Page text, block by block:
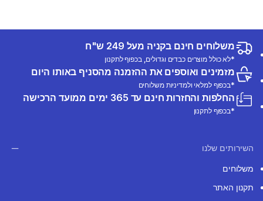
משלוחים חינם בקניה מעל 249 ש"ח
*לא כולל מוצרים כבדים וגדולים, בכפוף לתקנון
מזמינים ואוספים את ההזמנה מהסניף באותו היום
*בכפוף למלאי ולמדיניות משלוחים
החלפות והחזרות חינם עד 365 ימים ממועד הרכישה
*בכפוף לתקנון
השירותים שלנו
משלוחים
תקנון האתר